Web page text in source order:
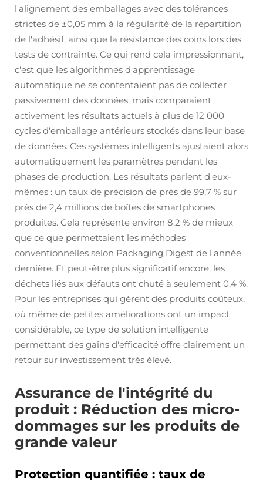
l'alignement des emballages avec des tolérances
strictes de ±0,05 mm à la régularité de la répartition
de l'adhésif, ainsi que la résistance des coins lors des
tests de contrainte. Ce qui rend cela impressionnant,
c'est que les algorithmes d'apprentissage
automatique ne se contentaient pas de collecter
passivement des données, mais comparaient
activement les résultats actuels à plus de 12 000
cycles d'emballage antérieurs stockés dans leur base
de données. Ces systèmes intelligents ajustaient alors
automatiquement les paramètres pendant les
phases de production. Les résultats parlent d'eux-
mêmes : un taux de précision de près de 99,7 % sur
près de 2,4 millions de boîtes de smartphones
produites. Cela représente environ 8,2 % de mieux
que ce que permettaient les méthodes
conventionnelles selon Packaging Digest de l'année
dernière. Et peut-être plus significatif encore, les
déchets liés aux défauts ont chuté à seulement 0,4 %.
Pour les entreprises qui gèrent des produits coûteux,
où même de petites améliorations ont un impact
considérable, ce type de solution intelligente
permettant des gains d'efficacité offre clairement un
retour sur investissement très élevé.
Assurance de l'intégrité du
produit : Réduction des micro-
dommages sur les produits de
grande valeur
Protection quantifiée : taux de